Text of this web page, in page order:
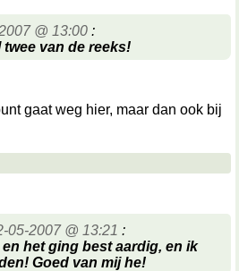
@ 13:00 :
van de reeks!
gaat weg hier, maar dan ook bij
05-2007 @ 13:21 :
het ging best aardig, en ik
Goed van mij he!